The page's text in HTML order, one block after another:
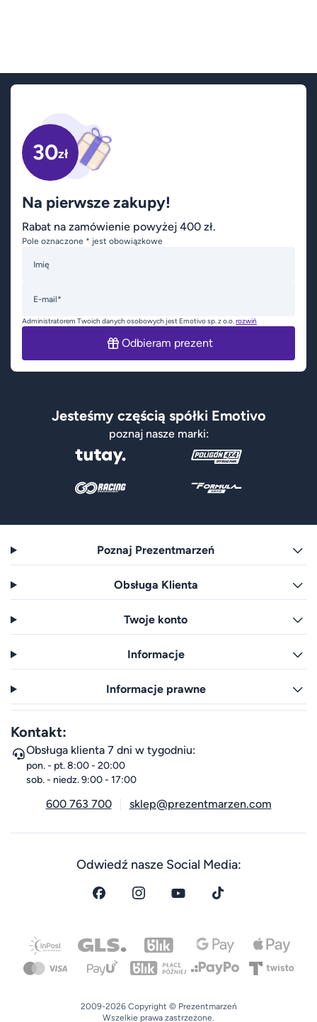
30zł
Na pierwsze zakupy!
Rabat na zamówienie powyżej 400 zł.
Pole oznaczone * jest obowiązkowe
Imię
E-mail*
Administratorem Twoich danych osobowych jest Emotivo sp. z o.o.rozwiń
Odbieram prezent
Jesteśmy częścią spółki Emotivo
poznaj nasze marki:
Poznaj Prezentmarzeń
Obsługa Klienta
Twoje konto
Informacje
Informacje prawne
Kontakt:
Obsługa klienta 7 dni w tygodniu:
pon. - pt. 8:00 - 20:00
sob. - niedz. 9:00 - 17:00
600 763 700 sklep@prezentmarzen.com
Odwiedź nasze Social Media:
2009-2026 Copyright © Prezentmarzeń
Wszelkie prawa zastrzeżone.